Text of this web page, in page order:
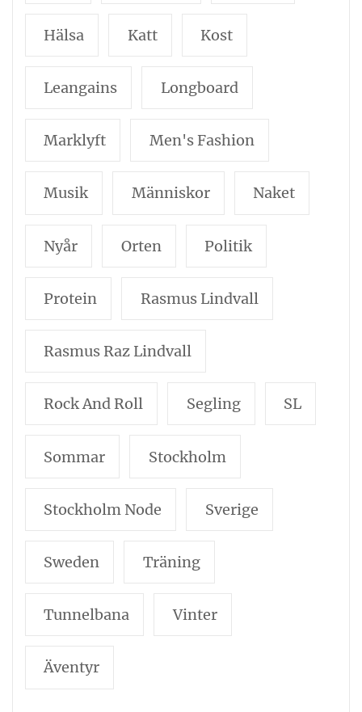
Hälsa Katt Kost
Leangains Longboard
Marklyft Men's Fashion
Musik Människor Naket
Nyår Orten Politik
Protein Rasmus Lindvall
Rasmus Raz Lindvall
Rock And Roll Segling SL
Sommar Stockholm
Stockholm Node Sverige
Sweden Träning
Tunnelbana Vinter
Äventyr